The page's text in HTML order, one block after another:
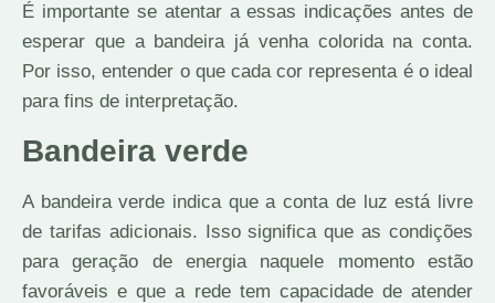
É importante se atentar a essas indicações antes de
esperar que a bandeira já venha colorida na conta.
Por isso, entender o que cada cor representa é o ideal
para fins de interpretação.
Bandeira verde
A bandeira verde indica que a conta de luz está livre
de tarifas adicionais. Isso significa que as condições
para geração de energia naquele momento estão
favoráveis e que a rede tem capacidade de atender